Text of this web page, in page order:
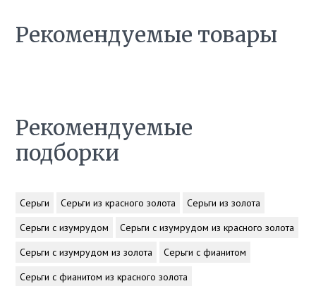
Рекомендуемые товары
Рекомендуемые
подборки
Серьги Серьги из красного золота
Серьги из золота
Серьги с изумрудом
Серьги с изумрудом из красного золота
Серьги с изумрудом из золота
Серьги с фианитом
Серьги с фианитом из красного золота